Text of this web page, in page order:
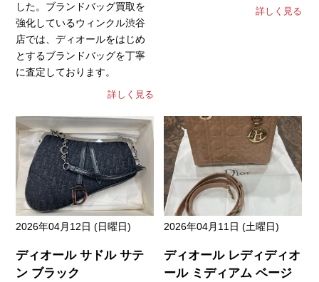
した。ブランドバッグ買取を
強化しているウィンクル渋谷
店では、ディオールをはじめ
とするブランドバッグを丁寧
に査定しております。
詳しく見る
詳しく見る
2026年04月12日 (日曜日)
ディオール サドル サテ
ン ブラック
2026年04月11日 (土曜日)
ディオール レディディオ
ール ミディアム ベージ